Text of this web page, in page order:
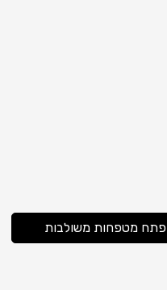
פתח מטפחות משולבות